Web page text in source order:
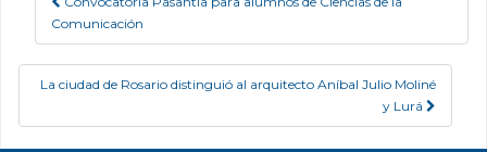
Post navigation
Comunicación
La ciudad de Rosario distinguió al arquitecto Aníbal Julio Moliné
y Lurá